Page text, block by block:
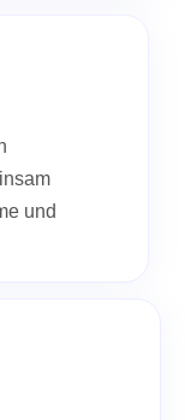
und